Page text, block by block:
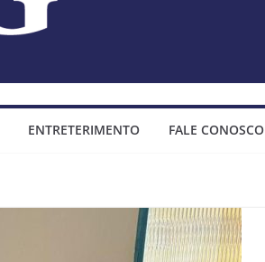
ENTRETERIMENTO FALE CONOSCO